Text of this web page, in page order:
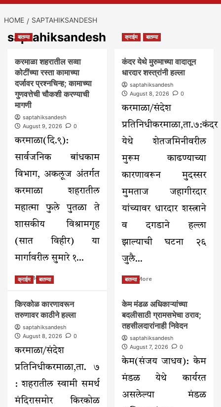
HOME SAPTAHIKSANDESH
saptahiksandesh
बातम्या
करमाळा शहरातील सव्वा
कोटींच्या रस्ता कामाच्या
दर्जावर प्रश्नचिन्ह; कामाच्या
गुणवत्तेची चौकशी करण्याची
मागणी
saptahiksandesh
August 9, 2026
0
करमाळा(दि.९):
सार्वजनिक बांधकाम
विभाग, अकलूज अंतर्गत
करमाळा शहरातील
महात्मा फुले पुतळा ते
शासकीय विश्रामगृह
(सात विहीर) या
मार्गावरील सुमारे १...
Read MoreRead
more
करमाळा
शहरातील
कोटींच्या
कामाच्या
प्रश्नचिन्ह;
कामाच्या
गुणवत्तेची
चौकशी
क्राईम बातम्या
कंदर येथे मुरुमाच्या वादातून
धारदार शस्त्रांनी हल्ला
saptahiksandesh
August 8, 2026
0
करमाळा/संदेश
प्रतिनिधीकरमाळा,ता.७:कंदर
येथे शेतजमिनीवरील
मुरूम काढण्याच्या
कारणावरून मुदस्सर
मुमताज जहागीरदार
यांच्यावर धारदार शस्त्राने
व दगडाने हल्ला
झाल्याची घटना २६
जुलै...
Read MoreRead
कंदर
येथे
मुरुमाच्या
शस्त्रांनी
हल्ला
क्राईम बातम्या
किरकोळ कारणावरून
तरुणावर काठीने हल्ला
saptahiksandesh
August 8, 2026
0
करमाळा/संदेश
प्रतिनिधीकरमाळा,ता. ७
: शहरातील स्वामी समर्थ
मंदिरासमोर किरकोळ
बातम्या
केम मंडळ अधिकाऱ्यांच्या
बदलीसाठी ग्रामसभेचा ठराव;
तहसीलदारांनाही निवेदन
saptahiksandesh
August 7, 2026
0
केम(संजय जाधव): केम
मंडळ येथे कार्यरत
असलेल्या मंडळ